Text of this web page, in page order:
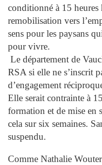
conditionné à 15 heures
remobilisation vers
sens pour les paysans
pour vivre.
Le département de
RSA si elle ne s’inscrit
d’engagement
Elle serait contrainte à
formation et de mise en
cela sur six semaines.
suspendu.
Comme Nathalie